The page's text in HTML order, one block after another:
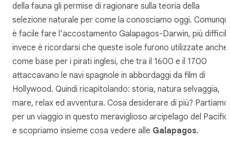
della fauna gli permise di ragionare sulla teoria della
selezione naturale per come la conosciamo oggi.
è facile fare l’accostamento Galapagos-Darwin, più
invece è ricordarsi che queste isole furono utilizzate anche
come base per i pirati inglesi, che tra il 1600 e il 1700
attaccavano le navi spagnole in abbordaggi da film di
Hollywood. Quindi ricapitolando: storia, natura selvaggia,
mare, relax ed avventura. Cosa desiderare di più? Partiamo
per un viaggio in questo meraviglioso arcipelago del
e scopriamo insieme cosa vedere alle Galapagos.